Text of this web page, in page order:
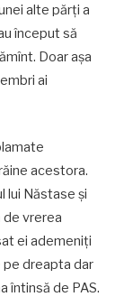
alte părți a
început să
Doar așa
ai
acestora.
lui Năstase și
de vrerea
ei ademeniți
dreapta dar
întinsă de PAS.